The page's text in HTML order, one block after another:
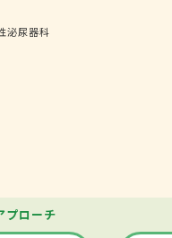
泌尿器科
プローチ